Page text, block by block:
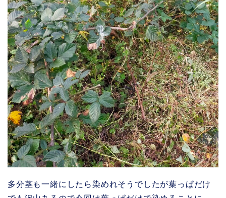
多分茎も一緒にしたら染めれそうでしたが葉っぱだけ